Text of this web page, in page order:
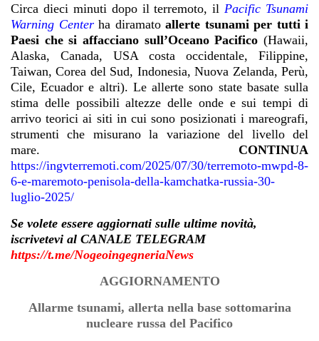
Circa dieci minuti dopo il terremoto, il Pacific Tsunami
Warning Center ha diramato allerte tsunami per tutti i
Paesi che si affacciano sull’Oceano Pacifico (Hawaii,
Alaska, Canada, USA costa occidentale, Filippine,
Taiwan, Corea del Sud, Indonesia, Nuova Zelanda, Perù,
Cile, Ecuador e altri). Le allerte sono state basate sulla
stima delle possibili altezze delle onde e sui tempi di
arrivo teorici ai siti in cui sono posizionati i mareografi,
strumenti che misurano la variazione del livello del
mare. CONTINUA
https://ingvterremoti.com/2025/07/30/terremoto-mwpd-8-
6-e-maremoto-penisola-della-kamchatka-russia-30-
luglio-2025/
Se volete essere aggiornati sulle ultime novità,
iscrivetevi al CANALE TELEGRAM
https://t.me/NogeoingegneriaNews
AGGIORNAMENTO
Allarme tsunami, allerta nella base sottomarina
nucleare russa del Pacifico